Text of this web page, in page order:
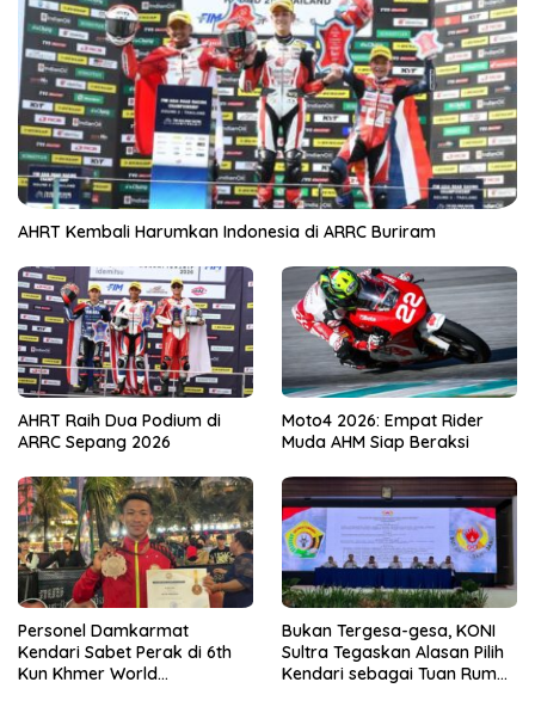
AHRT Kembali Harumkan Indonesia di ARRC Buriram
AHRT Raih Dua Podium di
ARRC Sepang 2026
Moto4 2026: Empat Rider
Muda AHM Siap Beraksi
Personel Damkarmat
Kendari Sabet Perak di 6th
Kun Khmer World
Bukan Tergesa-gesa, KONI
Sultra Tegaskan Alasan Pilih
Kendari sebagai Tuan Rumah